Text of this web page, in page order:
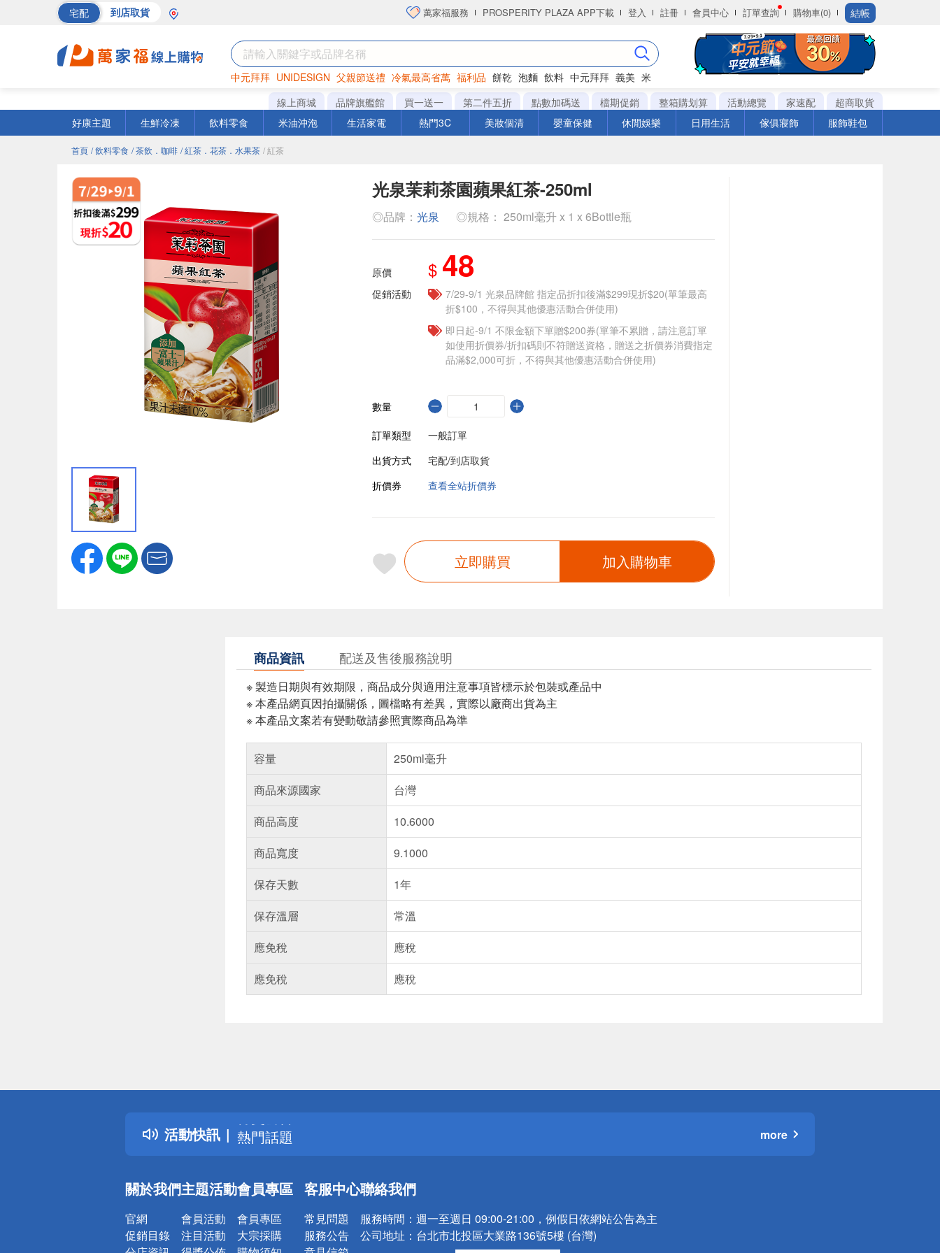
宅配 到店取貨 萬家福服務 PROSPERITY PLAZA APP下載 登入 註冊 會員中心 訂單查詢 購物車(0) 結帳
中元拜拜 UNIDESIGN 父親節送禮 冷氣最高省萬 福利品 餅乾 泡麵 飲料 中元拜拜 義美 米
巧克力 罐頭 衛生紙
線上商城 品牌旗艦館 買一送一 第二件五折 點數加碼送 檔期促銷 整箱購划算 活動總覽 家速配
超商取貨
好康主題
生鮮冷凍 飲料零食 米油沖泡 生活家電 熱門3C 美妝個清 嬰童保健 休閒娛樂 日用生活 傢俱寢飾 服飾鞋包
首頁 / 飲料零食 / 茶飲．咖啡 / 紅茶．花茶．水果茶 / 紅茶
光泉茉莉茶園蘋果紅茶-250ml
◎品牌： 光泉 ◎規格： 250ml毫升 x 1 x 6Bottle瓶
原價 $ 48
促銷活動
7/29-9/1 光泉品牌館 指定品折扣後滿$299現折$20(單筆最高
折$100，不得與其他優惠活動合併使用)
即日起-9/1 不限金額下單贈$200券(單筆不累贈，請注意訂單
如使用折價券/折扣碼則不符贈送資格，贈送之折價券消費指定
品滿$2,000可折，不得與其他優惠活動合併使用)
數量
訂單類型
一般訂單
出貨方式
宅配/到店取貨
折價券
查看全站折價券
立即購買 加入購物車
商品資訊 配送及售後服務說明
※ 製造日期與有效期限，商品成分與適用注意事項皆標示於包裝或產品中
※ 本產品網頁因拍攝關係，圖檔略有差異，實際以廠商出貨為主
※ 本產品文案若有變動敬請參照實際商品為準
容量
250ml毫升
商品來源國家
台灣
商品高度
10.6000
商品寬度
9.1000
保存天數
1年
保存溫層
常溫
應免稅
應稅
應免稅
應稅
活動快訊
詐騙網頁！請小心！
得獎公告
熱門話題
銀行優惠
詐騙網頁！請小心！
more
關於我們
官網
促銷目錄
主題活動
會員活動
注目活動
會員專區
會員專區
大宗採購
客服中心
常見問題
服務公告
聯絡我們
服務時間： 週一至週日 09:00-21:00，例假日依網站公告為主
公司地址： 台北市北投區大業路136號5樓 (台灣)